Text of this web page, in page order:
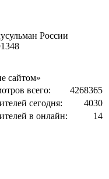
России
сайтом»
всего:
4268365
сегодня:
4030
в онлайн:
14